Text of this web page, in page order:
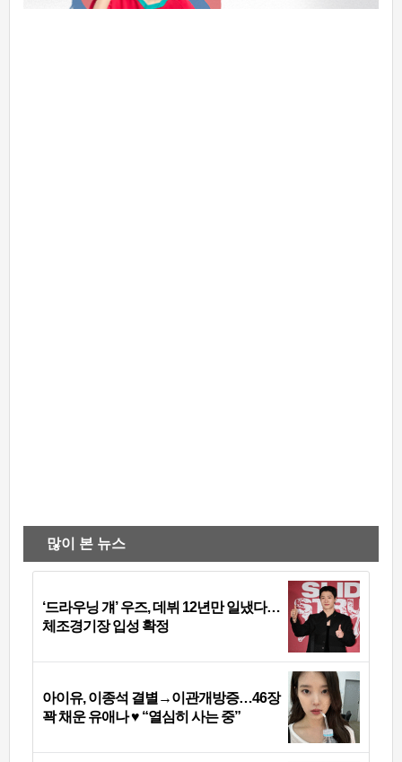
많이 본 뉴스
‘드라우닝 걔’ 우즈, 데뷔 12년만 일냈다…
체조경기장 입성 확정
아이유, 이종석 결별→이관개방증…46장
꽉 채운 유애나 ♥ “열심히 사는 중”